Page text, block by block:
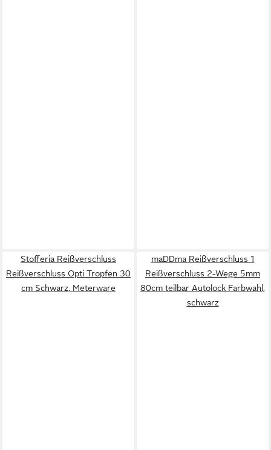
Stofferia Reißverschluss
Reißverschluss Opti Tropfen 30
cm Schwarz, Meterware
maDDma Reißverschluss 1
Reißverschluss 2-Wege 5mm
80cm teilbar Autolock Farbwahl,
schwarz